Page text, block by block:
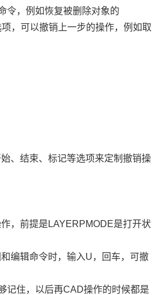
令，例如恢复被删除对象的
项，可以撤销上一步的操作，例如取
、结束、标记等选项来定制撤销操
，前提是 LAYERPMODE是打开状
编辑命令时，输入U，回车，可撤
记住，以后再CAD操作的时候都是